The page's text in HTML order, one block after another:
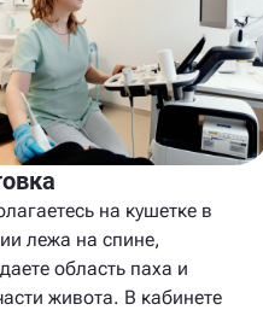
на кушетке в
лежа на спине,
область паха и
живота. В кабинете